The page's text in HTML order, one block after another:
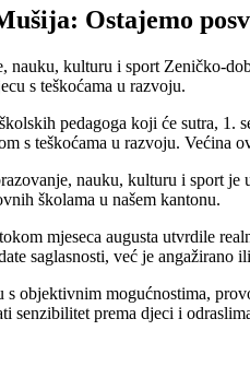
Ostajemo
nauku, kulturu i sport Zeničko-
s teškoćama u razvoju.
pedagoga koji će sutra, 1.
s teškoćama u razvoju. Većina
nauku, kulturu i sport je
školama u našem kantonu.
mjeseca augusta utvrdile
saglasnosti, već je angažirano
s objektivnim mogućnostima,
senzibilitet prema djeci i